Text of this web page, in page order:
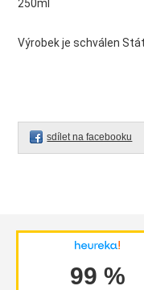
250ml
Výrobek je schválen
sdílet na facebooku
99 %